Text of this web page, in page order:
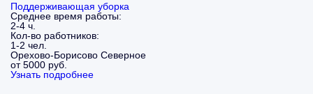
Поддерживающая уборка
Среднее время работы:
2-4 ч.
Кол-во работников:
1-2 чел.
Орехово-Борисово Северное
от 5000 руб.
Узнать подробнее